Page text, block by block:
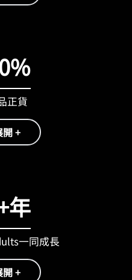
正貨
開 +
年
一同成長
開 +